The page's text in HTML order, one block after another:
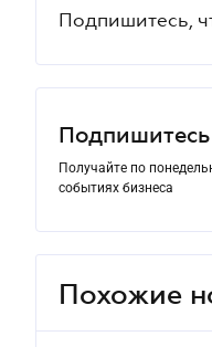
Подпишитесь,
Получайте по
событиях бизнеса
Похожие